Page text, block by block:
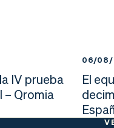
IV prueba
– Qromia
06/08/
El